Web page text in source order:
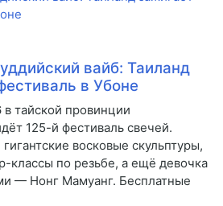
вайб: Таиланд
в Убоне
тайской провинции
125-й фестиваль свечей.
восковые скульптуры,
классы по резьбе, а ещё девочка
— Нонг Мамуанг. Бесплатные